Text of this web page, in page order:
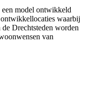
model ontwikkeld
waarbij
Drechtsteden worden
van